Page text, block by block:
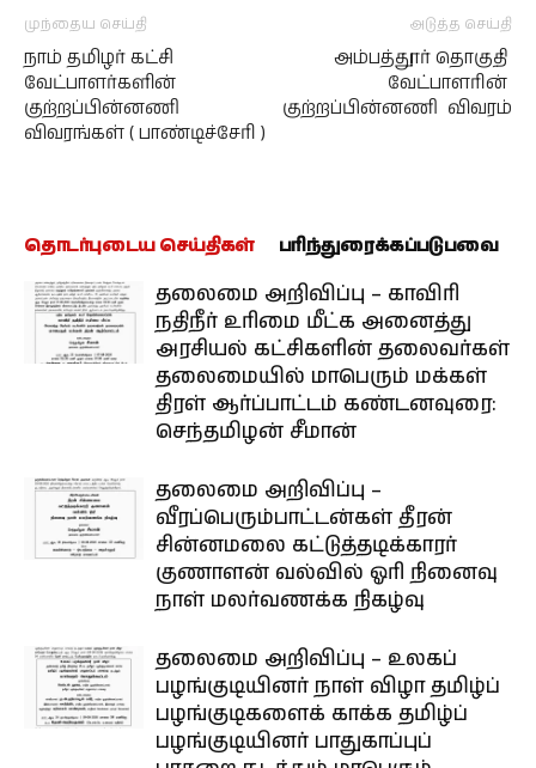
முந்தைய செய்தி
நாம் தமிழர் கட்சி
வேட்பாளர்களின்
குற்றப்பின்னணி
விவரங்கள் ( பாண்டிச்சேரி )
அடுத்த செய்தி
அம்பத்தூர் தொகுதி
வேட்பாளரின்
குற்றப்பின்னணி விவரம்
தொடர்புடைய செய்திகள் பரிந்துரைக்கப்படுபவை
தலைமை அறிவிப்பு – காவிரி
நதிநீர் உரிமை மீட்க அனைத்து
அரசியல் கட்சிகளின் தலைவர்கள்
தலைமையில் மாபெரும் மக்கள்
திரள் ஆர்ப்பாட்டம் கண்டனவுரை:
செந்தமிழன் சீமான்
தலைமை அறிவிப்பு –
வீரப்பெரும்பாட்டன்கள் தீரன்
சின்னமலை கட்டுத்தடிக்காரர்
குணாளன் வல்வில் ஓரி நினைவு
நாள் மலர்வணக்க நிகழ்வு
தலைமை அறிவிப்பு – உலகப்
பழங்குடியினர் நாள் விழா தமிழ்ப்
பழங்குடிகளைக் காக்க தமிழ்ப்
பழங்குடியினர் பாதுகாப்புப்